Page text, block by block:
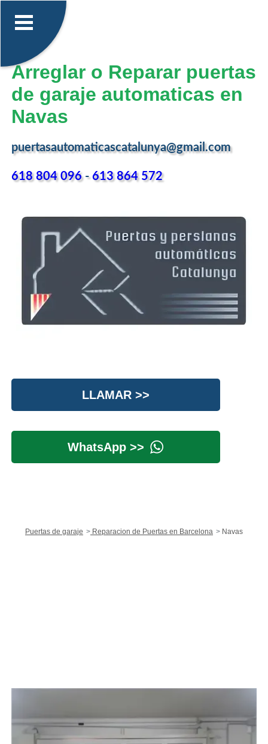
Arreglar o Reparar puertas
de garaje automaticas en
Navas
puertasautomaticascatalunya@gmail.com
618 804 096-613 864 572
LLAMAR >>
WhatsApp >>
Puertas de garaje Reparacion de Puertas en Barcelona Navas